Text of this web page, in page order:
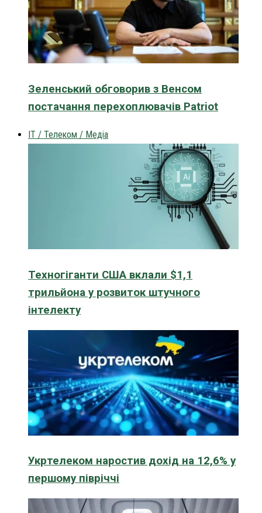
Зеленський обговорив з Венсом
постачання перехоплювачів Patriot
IT / Телеком / Медіа
Техногіганти США вклали $1,1
трильйона у розвиток штучного
інтелекту
Укртелеком наростив дохід на 12,6% у
першому півріччі